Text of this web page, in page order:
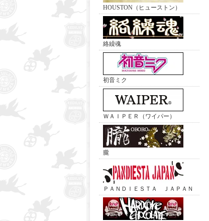
HOUSTON（ヒューストン）
絡繰魂
初音ミク
ＷＡＩＰＥＲ（ワイパー）
朧
ＰＡＮＤＩＥＳＴＡ ＪＡＰＡＮ